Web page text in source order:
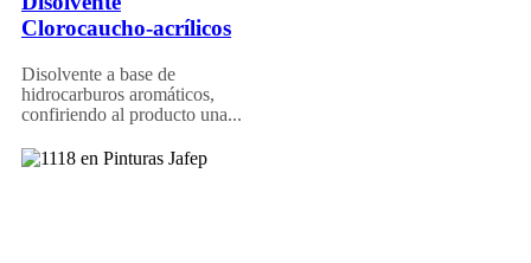
Clorocaucho-acrílicos
Disolvente a base de
hidrocarburos aromáticos,
confiriendo al producto una...